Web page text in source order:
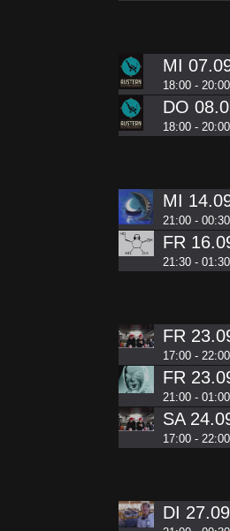
MI
18:00 - 20:00
DO
18:00 - 20:00
MI
21:00 - 00:30
FR
21:30 - 01:30
FR
17:00 - 22:00
FR
21:00 - 01:00
SA
17:00 - 22:00
DI 27.09